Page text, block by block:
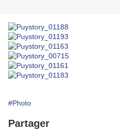
#Photo
Partager